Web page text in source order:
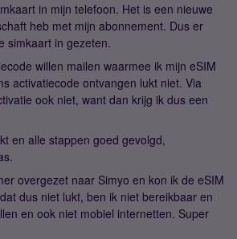
in mijn telefoon. Het is een nieuwe
heb met mijn abonnement. Dus er
simkaart in gezeten.
willen mailen waarmee ik mijn eSIM
activatiecode ontvangen lukt niet. Via
ook niet, want dan krijg ik dus een
en alle stappen goed gevolgd,
overgezet naar Simyo en kon ik de eSIM
dus niet lukt, ben ik niet bereikbaar en
en ook niet mobiel internetten. Super